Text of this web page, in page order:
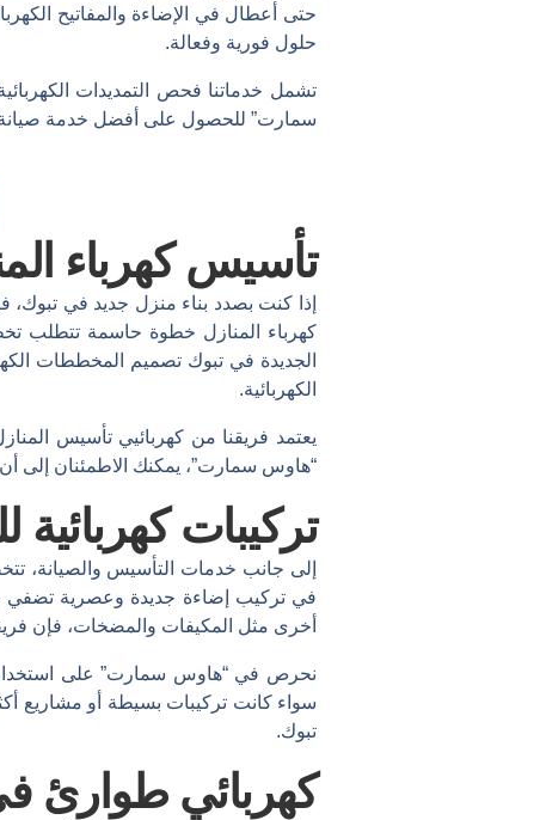
حتى أعطال في الإضاءة والمفاتيح
حلول فورية وفعالة.
تشمل خدماتنا فحص التمديدات
سمارت” للحصول على أفضل خدمة صيانة
تأسيس كهرباء
إذا كنت بصدد بناء منزل جديد في
كهرباء المنازل خطوة حاسمة تتطلب
الجديدة في تبوك تصميم المخططات
الكهربائية.
يعتمد فريقنا من كهربائيي تأسيس
“هاوس سمارت”، يمكنك الاطمئنان إلى
تركيبات
إلى جانب خدمات التأسيس والصيانة،
في تركيب إضاءة جديدة وعصرية تضفي
أخرى مثل المكيفات والمضخات، فإن
نحرص في “هاوس سمارت” على استخدام
سواء كانت تركيبات بسيطة أو مشاريع
تبوك.
كهربائي طوارئ